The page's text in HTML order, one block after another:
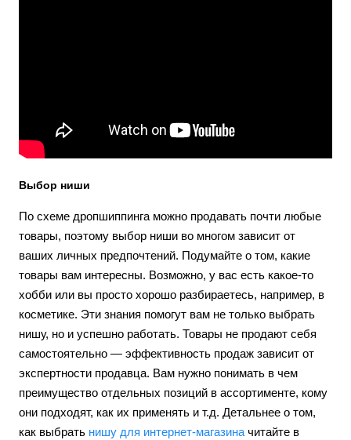
Выбор ниши
По схеме дропшиппинга можно продавать почти любые
товары, поэтому выбор ниши во многом зависит от
ваших личных предпочтений. Подумайте о том, какие
товары вам интересны. Возможно, у вас есть какое-то
хобби или вы просто хорошо разбираетесь, например, в
косметике. Эти знания помогут вам не только выбрать
нишу, но и успешно работать. Товары не продают себя
самостоятельно — эффективность продаж зависит от
экспертности продавца. Вам нужно понимать в чем
преимущество отдельных позиций в ассортименте, кому
они подходят, как их применять и т.д. Детальнее о том,
как выбрать нишу для интернет-магазина читайте в